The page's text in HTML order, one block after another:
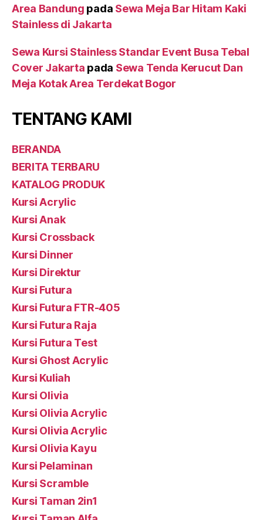
Area Bandung pada Sewa Meja Bar Hitam Kaki
Stainless di Jakarta
Sewa Kursi Stainless Standar Event Busa Tebal
Cover Jakarta pada Sewa Tenda Kerucut Dan
Meja Kotak Area Terdekat Bogor
TENTANG KAMI
BERANDA
BERITA TERBARU
KATALOG PRODUK
Kursi Acrylic
Kursi Anak
Kursi Crossback
Kursi Dinner
Kursi Direktur
Kursi Futura
Kursi Futura FTR-405
Kursi Futura Raja
Kursi Futura Test
Kursi Ghost Acrylic
Kursi Kuliah
Kursi Olivia
Kursi Olivia Acrylic
Kursi Olivia Acrylic
Kursi Olivia Kayu
Kursi Pelaminan
Kursi Scramble
Kursi Taman 2in1